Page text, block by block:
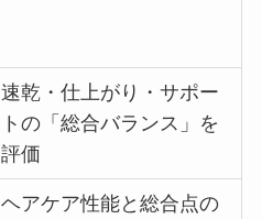
速乾・仕上がり・サポー
トの「総合バランス」を
評価
ヘアケア性能と総合点の